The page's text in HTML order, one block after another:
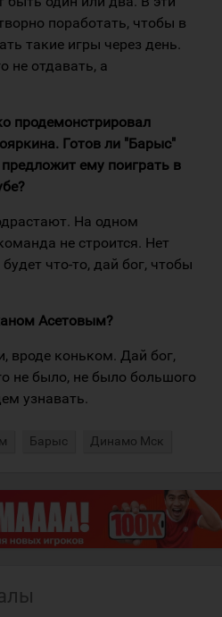
поработать, чтобы в
такие игры через день.
не отдавать, а
продемонстрировал
Готов ли "Барыс"
предложит ему поиграть в
На одном
не строится. Нет
что-то, дай бог, чтобы
Асетовым?
вроде коньком. Дай бог,
не было, не было большого
узнавать.
Барыс Динамо Мск